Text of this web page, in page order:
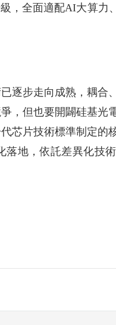
，全面適配AI大算力
逐步走向成熟，耦合
，但也要開闢硅基光
芯片技術標準制定的
地，依託差異化技